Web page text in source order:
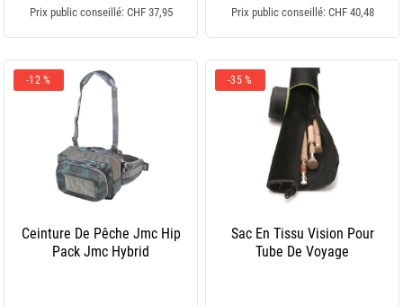
Prix public conseillé: CHF 37,95 Prix public conseillé: CHF 40,48
-12 %
Ceinture De Pêche Jmc Hip
Pack Jmc Hybrid
-35 %
Sac En Tissu Vision Pour
Tube De Voyage